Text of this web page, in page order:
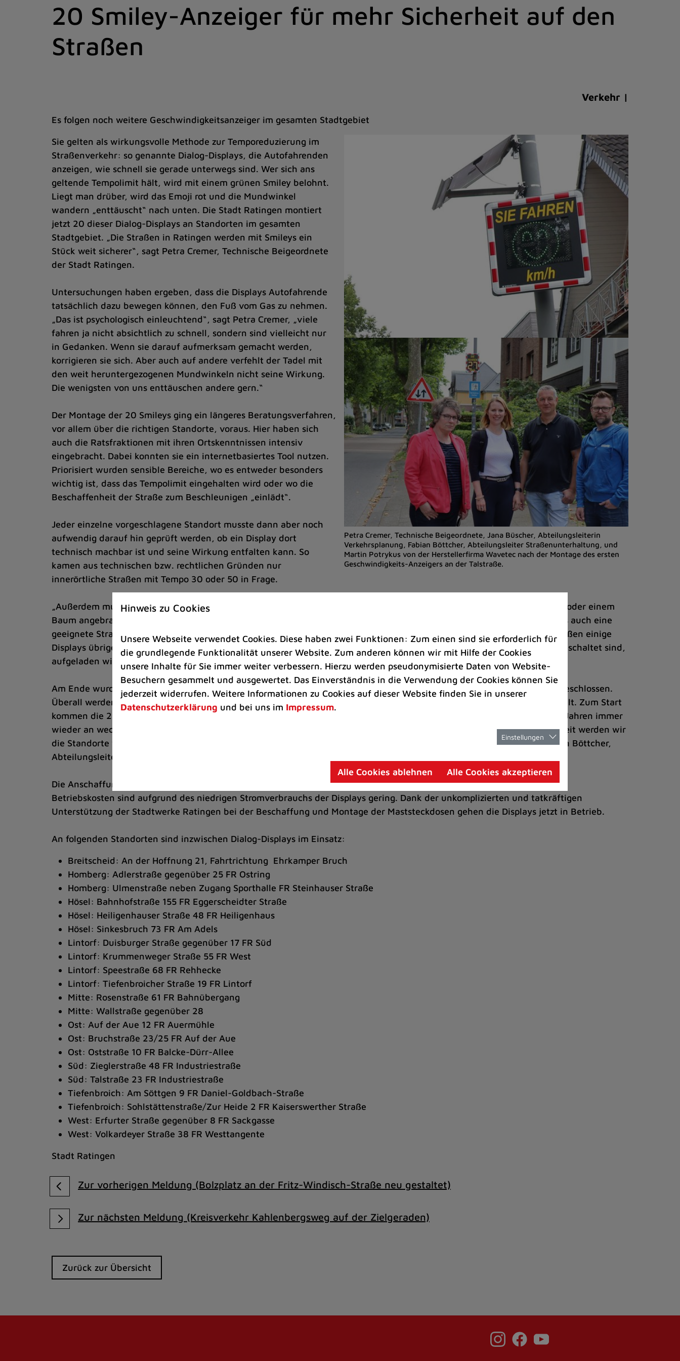
(Schnelltaste
20 Smiley-Anzeiger für mehr Sicherheit auf den
Straßen
Verkehr |
Es folgen noch weitere Geschwindigkeitsanzeiger im gesamten Stadtgebiet
Petra Cremer, Technische Beigeordnete, Jana Büscher, Abteilungsleiterin
Verkehrsplanung, Fabian Böttcher, Abteilungsleiter Straßenunterhaltung, und
Martin Potrykus von der Herstellerfirma Wavetec nach der Montage des ersten
Geschwindigkeits-Anzeigers an der Talstraße.
Sie gelten als wirkungsvolle Methode zur Temporeduzierung im
Straßenverkehr: so genannte Dialog-Displays, die Autofahrenden
anzeigen, wie schnell sie gerade unterwegs sind. Wer sich ans
geltende Tempolimit hält, wird mit einem grünen Smiley belohnt.
Liegt man drüber, wird das Emoji rot und die Mundwinkel
wandern „enttäuscht“ nach unten. Die Stadt Ratingen montiert
jetzt 20 dieser Dialog-Displays an Standorten im gesamten
Stadtgebiet. „Die Straßen in Ratingen werden mit Smileys ein
Stück weit sicherer“, sagt Petra Cremer, Technische Beigeordnete
der Stadt Ratingen.
Untersuchungen haben ergeben, dass die Displays Autofahrende
tatsächlich dazu bewegen können, den Fuß vom Gas zu nehmen.
„Das ist psychologisch einleuchtend“, sagt Petra Cremer, „viele
fahren ja nicht absichtlich zu schnell, sondern sind vielleicht nur
in Gedanken. Wenn sie darauf aufmerksam gemacht werden,
korrigieren sie sich. Aber auch auf andere verfehlt der Tadel mit
den weit heruntergezogenen Mundwinkeln nicht seine Wirkung.
Die wenigsten von uns enttäuschen andere gern.“
Der Montage der 20 Smileys ging ein längeres Beratungsverfahren,
vor allem über die richtigen Standorte, voraus. Hier haben sich
auch die Ratsfraktionen mit ihren Ortskenntnissen intensiv
eingebracht. Dabei konnten sie ein internetbasiertes Tool nutzen.
Priorisiert wurden sensible Bereiche, wo es entweder besonders
wichtig ist, dass das Tempolimit eingehalten wird oder wo die
Beschaffenheit der Straße zum Beschleunigen „einlädt“.
Jeder einzelne vorgeschlagene Standort musste dann aber noch
aufwendig darauf hin geprüft werden, ob ein Display dort
technisch machbar ist und seine Wirkung entfalten kann. So
kamen aus technischen bzw. rechtlichen Gründen nur
innerörtliche Straßen mit Tempo 30 oder 50 in Frage.
„Außerdem muss das Display lang genug im Blickfeld der Autofahrer sein, darf also zum Beispiel nicht hinter einer Kurve oder einem
Baum angebracht werden“, sagt Jana Büscher, Abteilungsleiterin Verkehrsplanung im Planungsamt. Und schließlich muss auch eine
geeignete Straßenleuchte vor Ort sein, weil Strom aus den Leitungen in den Masten benötigt wird. Aus diesem Grund grüßen einige
Displays übrigens auch von der linken Straßenseite. Die Anzeiger haben einen Akku, der nachts, wenn die Laternen eingeschaltet sind,
aufgeladen wird und für den Rest des Tages hält.
Am Ende wurden 53 geeignete Stellen in allen Ratinger Stadtteilen vom Ausschuss für Stadtentwicklung und Mobilität beschlossen.
Überall werden nun Halterungen für die Displays montiert. Gleichzeitig wurden die Standorte in Prioritätsklassen eingeteilt. Zum Start
kommen die 20 beschafften neuen Displays an die Prio-1-Standorte. Ein Anzeiger älterer Bauart, der in den letzten paar Jahren immer
wieder an wechselnden Stellen zu Testzwecken im Einsatz war, stünde auch noch zur Verfügung. „Nach einer gewissen Zeit werden wir
die Standorte wechseln, damit sich die Wirkung durch die fortschreitende Gewöhnung nicht zu sehr abnutzt“, sagt Fabian Böttcher,
Abteilungsleiter Straßenunterhaltung im Tiefbauamt.
Die Anschaffung und Montage der Dialog-Displays und der weiteren Halterungen kostet rund 65.000 Euro. Die laufenden
Betriebskosten sind aufgrund des niedrigen Stromverbrauchs der Displays gering. Dank der unkomplizierten und tatkräftigen
Unterstützung der Stadtwerke Ratingen bei der Beschaffung und Montage der Maststeckdosen gehen die Displays jetzt in Betrieb.
An folgenden Standorten sind inzwischen Dialog-Displays im Einsatz:
Breitscheid: An der Hoffnung 21, Fahrtrichtung Ehrkamper Bruch
Homberg: Adlerstraße gegenüber 25 FR Ostring
Homberg: Ulmenstraße neben Zugang Sporthalle FR Steinhauser Straße
Hösel: Bahnhofstraße 155 FR Eggerscheidter Straße
Hösel: Heiligenhauser Straße 48 FR Heiligenhaus
Hösel: Sinkesbruch 73 FR Am Adels
Lintorf: Duisburger Straße gegenüber 17 FR Süd
Lintorf: Krummenweger Straße 55 FR West
Lintorf: Speestraße 68 FR Rehhecke
Lintorf: Tiefenbroicher Straße 19 FR Lintorf
Mitte: Rosenstraße 61 FR Bahnübergang
Mitte: Wallstraße gegenüber 28
Ost: Auf der Aue 12 FR Auermühle
Ost: Bruchstraße 23/25 FR Auf der Aue
Ost: Oststraße 10 FR Balcke-Dürr-Allee
Süd: Zieglerstraße 48 FR Industriestraße
Süd: Talstraße 23 FR Industriestraße
Tiefenbroich: Am Söttgen 9 FR Daniel-Goldbach-Straße
Tiefenbroich: Sohlstättenstraße/Zur Heide 2 FR Kaiserswerther Straße
West: Erfurter Straße gegenüber 8 FR Sackgasse
West: Volkardeyer Straße 38 FR Westtangente
Stadt Ratingen
Zur vorherigen Meldung (Bolzplatz an der Fritz-Windisch-Straße neu gestaltet)
Zur nächsten Meldung (Kreisverkehr Kahlenbergsweg auf der Zielgeraden)
Zurück zur Übersicht
Hinweis zu Cookies
Unsere Webseite verwendet Cookies. Diese haben zwei Funktionen: Zum einen sind sie erforderlich für
die grundlegende Funktionalität unserer Website. Zum anderen können wir mit Hilfe der Cookies
unsere Inhalte für Sie immer weiter verbessern. Hierzu werden pseudonymisierte Daten von Website-
Besuchern gesammelt und ausgewertet. Das Einverständnis in die Verwendung der Cookies können Sie
jederzeit widerrufen. Weitere Informationen zu Cookies auf dieser Website finden Sie in unserer
Datenschutzerklärung und bei uns im Impressum.
Einstellungen
Alle Cookies ablehnen Alle Cookies akzeptieren